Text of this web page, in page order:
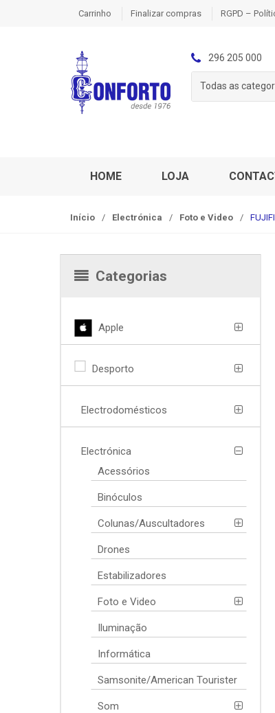
Carrinho Finalizar compras RGPD –
296 205 000
Todas as
HOME LOJA
Início / Electrónica / Foto e Video /
Categorias
Apple
Desporto
Electrodomésticos
Electrónica
Acessórios
Binóculos
Colunas/Auscultadores
Drones
Estabilizadores
Foto e Video
Iluminação
Informática
Samsonite/American Tourister
Som